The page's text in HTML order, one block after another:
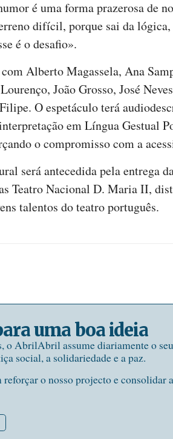
é uma forma prazerosa de
difícil, porque sai da
é o desafio».
Alberto Magassela, Ana
João Grosso, José
O espetáculo terá
em Língua Gestual
o compromisso com a
será antecedida pela entrega
Teatro Nacional D. Maria II,
talentos do teatro português.
uma boa ideia
o AbrilAbril assume diariamente o
social, a solidariedade e a paz.
o nosso projecto e consolidar